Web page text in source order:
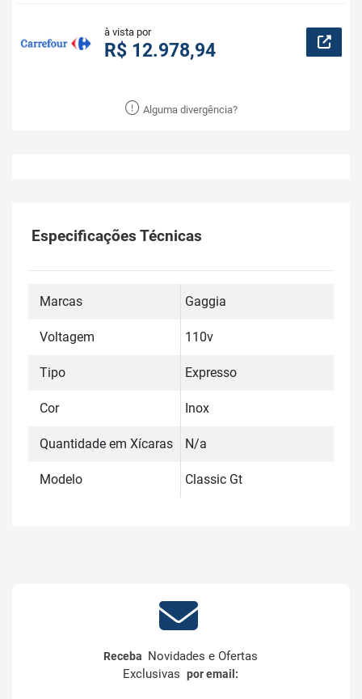
à vista por
R$ 12.978,94
Alguma divergência?
Especificações Técnicas
Marcas Gaggia
Voltagem 110v
Tipo Expresso
Cor Inox
Quantidade em Xícaras N/a
Modelo Classic Gt
Receba Novidades e Ofertas
Exclusivaspor email: